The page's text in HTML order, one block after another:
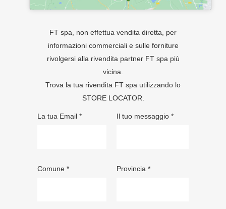
FT spa, non effettua vendita diretta, per
informazioni commerciali e sulle forniture
rivolgersi alla rivendita partner FT spa più
vicina.
Trova la tua rivendita FT spa utilizzando lo
STORE LOCATOR
La tua Email *
Comune *
Il tuo messaggio *
Provincia *